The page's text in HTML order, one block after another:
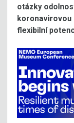
otázky
koronavirovou
flexibilní